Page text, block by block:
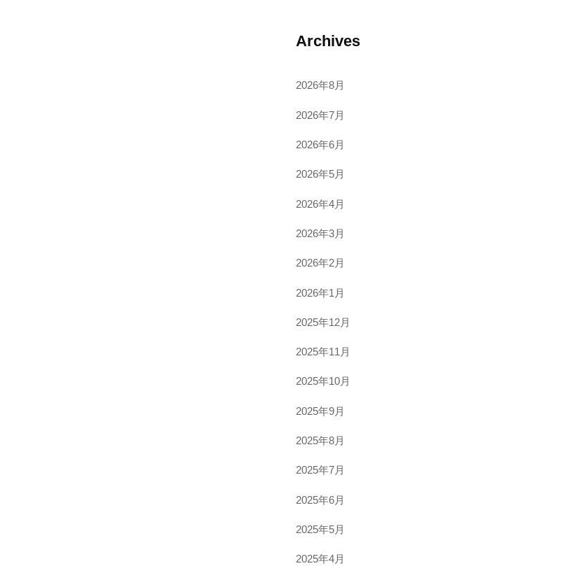
Archives
2026年8月
2026年7月
2026年6月
2026年5月
2026年4月
2026年3月
2026年2月
2026年1月
2025年12月
2025年11月
2025年10月
2025年9月
2025年8月
2025年7月
2025年6月
2025年5月
2025年4月